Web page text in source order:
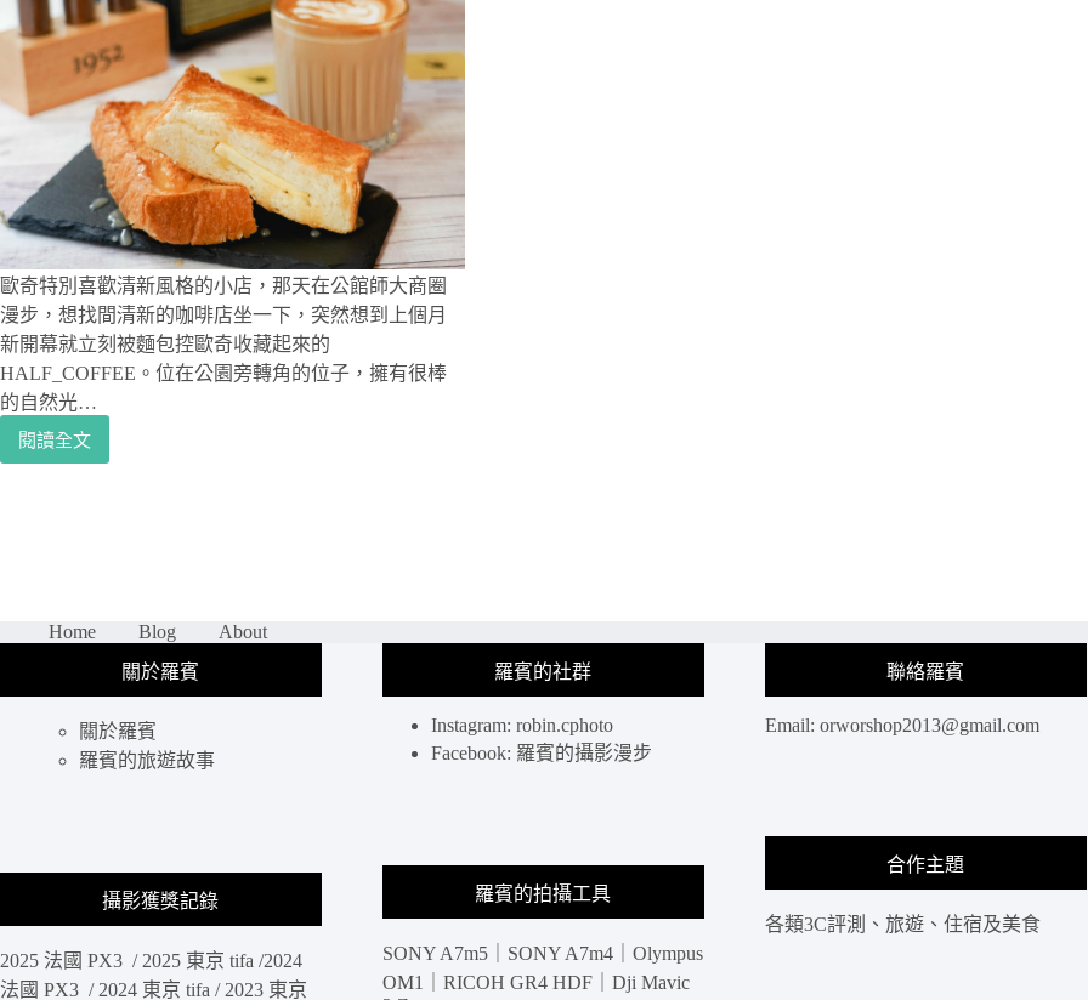
歐奇特別喜歡清新風格的小店，那天在公館師大商圈
漫步，想找間清新的咖啡店坐一下，突然想到上個月
新開幕就立刻被麵包控歐奇收藏起來的
HALF_COFFEE。位在公園旁轉角的位子，擁有很棒
的自然光…
閱讀全文
公
園
咖
啡
搭
配
Home Blog
About
關於羅賓
關於羅賓
羅賓的旅遊故事
攝影獲獎記錄
2025 法國 PX3 / 2025 東京 tifa /2024
法國 PX3 / 2024 東京 tifa / 2023 東京
羅賓的社群
Instagram: robin.cphoto
Facebook: 羅賓的攝影漫步
羅賓的拍攝工具
SONY A7m5｜SONY A7m4｜Olympus
OM1｜RICOH GR4 HDF｜Dji Mavic
聯絡羅賓
Email: orworshop2013@gmail.com
合作主題
各類3C評測、旅遊、住宿及美食